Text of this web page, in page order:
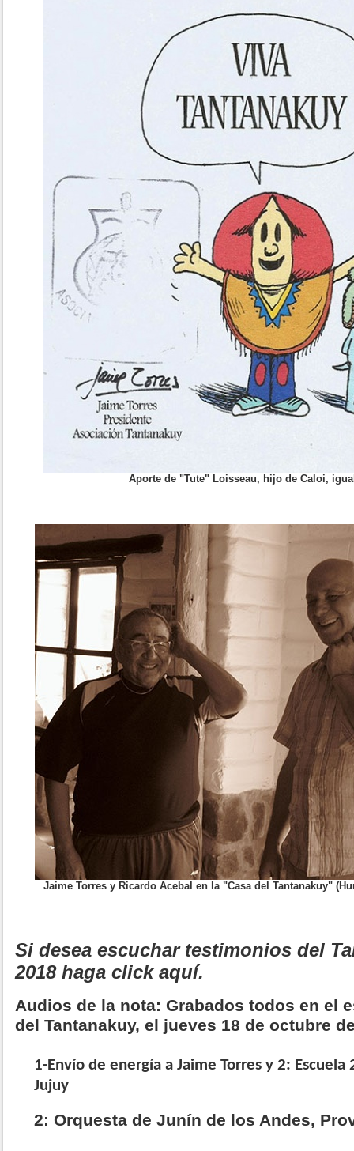
Aporte de "Tute" Loisseau, hijo de Caloi,
Jaime Torres y Ricardo Acebal en la "Casa del Tantanakuy"
Si desea escuchar testimonios del
2018 haga click aquí.
Audios de la nota: Grabados todos en el
del Tantanakuy, el jueves 18 de octubre
1-Envío de energía a Jaime Torres y 2: Escuela
Jujuy
2: Orquesta de Junín de los Andes,